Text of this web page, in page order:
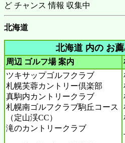
ど チャンス 情報 収集中
北海道
北海道 内の お
周辺 ゴルフ場 案内
ツキサップゴルフクラブ
札幌芙蓉カントリー倶楽部
真駒内カントリークラブ
札幌南ゴルフクラブ駒丘コース
（定山渓CC）
滝のカントリークラブ